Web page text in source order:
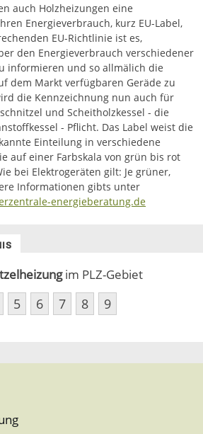
auch Holzheizungen eine
Energieverbrauch, kurz EU-Label,
EU-Richtlinie ist es,
den Energieverbrauch verschiedener
informieren und so allmälich die
dem Markt verfügbaren Geräde zu
die Kennzeichnung nun auch für
und Scheitholzkessel - die
- Pflicht. Das Label weist die
Einteilung in verschiedene
auf einer Farbskala von grün bis rot
bei Elektrogeräten gilt: Je grüner,
Informationen gibts unter
energieberatung.de
im PLZ-Gebiet
5 6 7 8 9